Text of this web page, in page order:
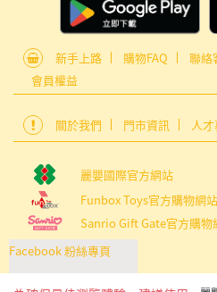
新手上路 購物FAQ 聯絡
會員權益
關於我們 門市資訊 人
麗嬰國際官方網站
Funbox Toys官方購物網站
Sanrio Gift Gate官方購物
Facebook 粉絲專頁